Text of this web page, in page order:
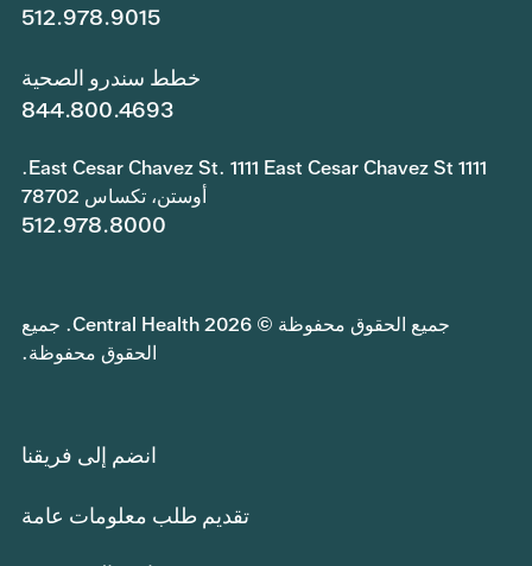
512.978.9015
خطط سندرو الصحية
844.800.4693
1111 East Cesar Chavez St. 1111 East Cesar Chavez St.
أوستن، تكساس 78702
512.978.8000
جميع الحقوق محفوظة © 2026 Central Health. جميع
الحقوق محفوظة.
انضم إلى فريقنا
تقديم طلب معلومات عامة